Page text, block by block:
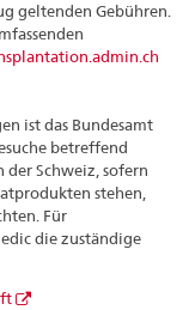
geltenden Gebühren.
ist das Bundesamt
betreffend
der Schweiz, sofern
stehen,
Für
die zuständige